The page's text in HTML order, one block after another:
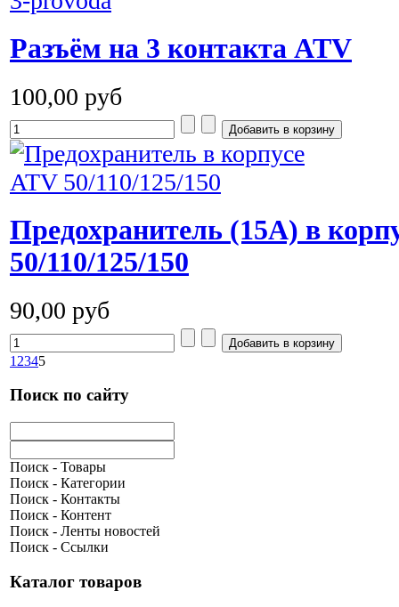
Разъём на 3 контакта ATV
100,00 руб
Предохранитель (15A) в
50/110/125/150
90,00 руб
1 2345
Поиск по сайту
Поиск - Товары
Поиск - Категории
Поиск - Контакты
Поиск - Контент
Поиск - Ленты новостей
Поиск - Ссылки
Каталог товаров